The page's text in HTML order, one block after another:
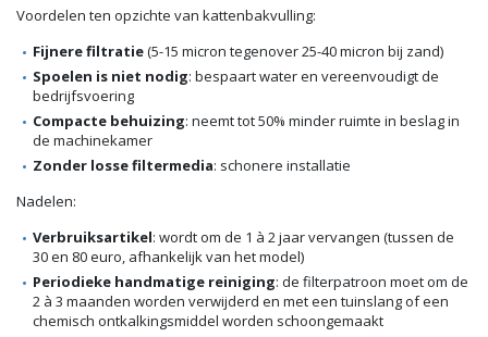
Voordelen ten opzichte van kattenbakvulling:
Fijnere filtratie(5-15 micron tegenover 25-40 micron bij zand)
Spoelen is niet nodig: bespaart water en vereenvoudigt de
bedrijfsvoering
Compacte behuizing: neemt tot 50% minder ruimte in beslag in
de machinekamer
Zonder losse filtermedia: schonere installatie
Nadelen:
Verbruiksartikel: wordt om de 1 à 2 jaar vervangen (tussen de
30 en 80 euro, afhankelijk van het model)
Periodieke handmatige reiniging: de filterpatroon moet om de
2 à 3 maanden worden verwijderd en met een tuinslang of een
chemisch ontkalkingsmiddel worden schoongemaakt